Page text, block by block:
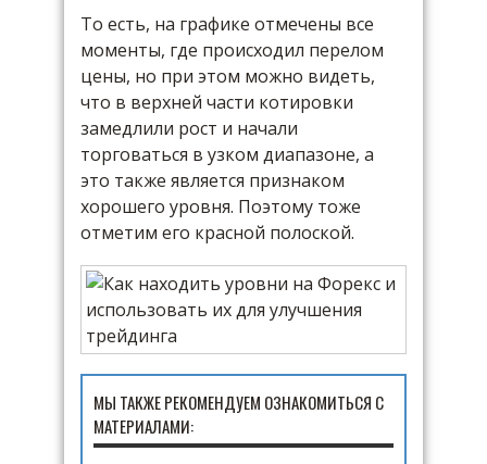
То есть, на графике отмечены все
моменты, где происходил перелом
цены, но при этом можно видеть,
что в верхней части котировки
замедлили рост и начали
торговаться в узком диапазоне, а
это также является признаком
хорошего уровня. Поэтому тоже
отметим его красной полоской.
МЫ ТАКЖЕ РЕКОМЕНДУЕМ ОЗНАКОМИТЬСЯ С
МАТЕРИАЛАМИ: